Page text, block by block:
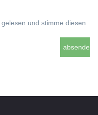
gelesen und stimme diesen